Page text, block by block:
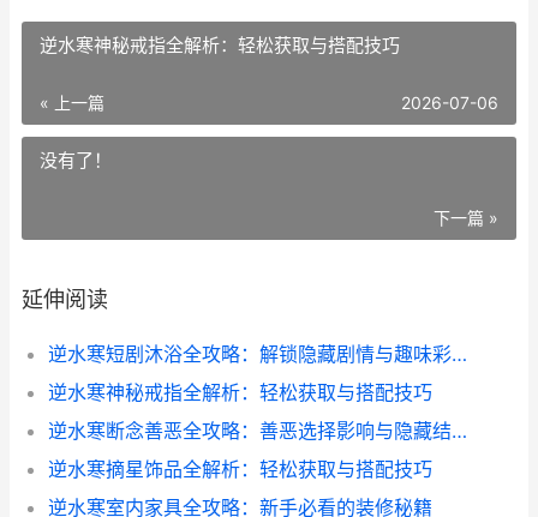
逆水寒神秘戒指全解析：轻松获取与搭配技巧
« 上一篇 2026-07-06
没有了！
下一篇 »
延伸阅读
逆水寒短剧沐浴全攻略：解锁隐藏剧情与趣味彩蛋
逆水寒神秘戒指全解析：轻松获取与搭配技巧
逆水寒断念善恶全攻略：善恶选择影响与隐藏结局大揭秘
逆水寒摘星饰品全解析：轻松获取与搭配技巧
逆水寒室内家具全攻略：新手必看的装修秘籍